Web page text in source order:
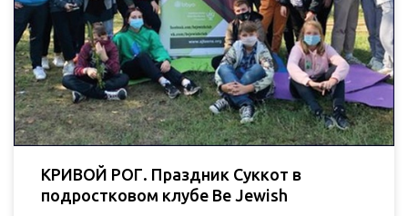
КРИВОЙ РОГ. Праздник Суккот в
подростковом клубе Be Jewish